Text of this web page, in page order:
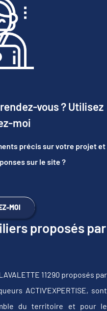
vous ? Utilisez
moi
précis sur votre projet et
sur le site ?
MOI
proposés par
11290 proposés par
ACTIV'EXPERTISE, sont
du territoire et pour le